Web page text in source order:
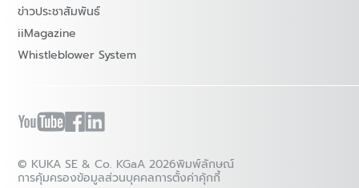
ข่าวประชาสัมพันธ์
iiMagazine
Whistleblower System
© KUKA SE & Co. KGaA 2026พิมพ์ลักษณ์
การคุ้มครองข้อมูลส่วนบุคคลการตั้งค่าคุ้กกี้